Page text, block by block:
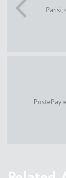
PostePay